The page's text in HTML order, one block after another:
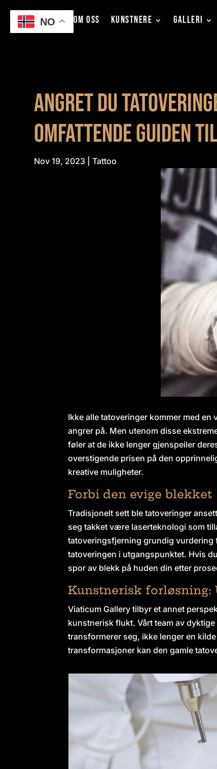
HJEM OM OSS KUNSTNERE GALLERI
Angret du
omfattende guiden
Nov 19, 2023 |Tattoo
Ikke alle tatoveringer kommer med
angrer på. Men utenom disse
føler at de ikke lenger gjenspeiler
overstigende prisen på den
kreative muligheter.
Forbi den evige blekket
Tradisjonelt sett ble tatoveringer
seg takket være laserteknologi som
tatoveringsfjerning grundig vurdering
tatoveringen i utgangspunktet. Hvis
spor av blekk på huden din etter
Kunstnerisk forløsning:
Viaticum Gallery tilbyr et annet
kunstnerisk flukt. Vårt team av
transformerer seg, ikke lenger en
transformasjoner kan den gamle
NO